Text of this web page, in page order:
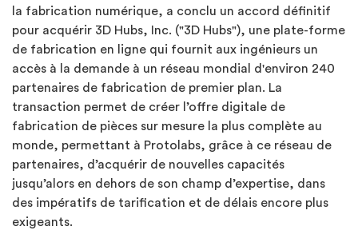
la fabrication numérique, a conclu un accord définitif
pour acquérir 3D Hubs, Inc. ("3D Hubs"), une plate-forme
de fabrication en ligne qui fournit aux ingénieurs un
accès à la demande à un réseau mondial d'environ 240
partenaires de fabrication de premier plan. La
transaction permet de créer l’offre digitale de
fabrication de pièces sur mesure la plus complète au
monde, permettant à Protolabs, grâce à ce réseau de
partenaires, d’acquérir de nouvelles capacités
jusqu’alors en dehors de son champ d’expertise, dans
des impératifs de tarification et de délais encore plus
exigeants.